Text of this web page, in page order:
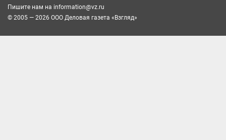
Пишите нам на information@vz.ru
© 2005 — 2026 ООО Деловая газета «Взгляд»